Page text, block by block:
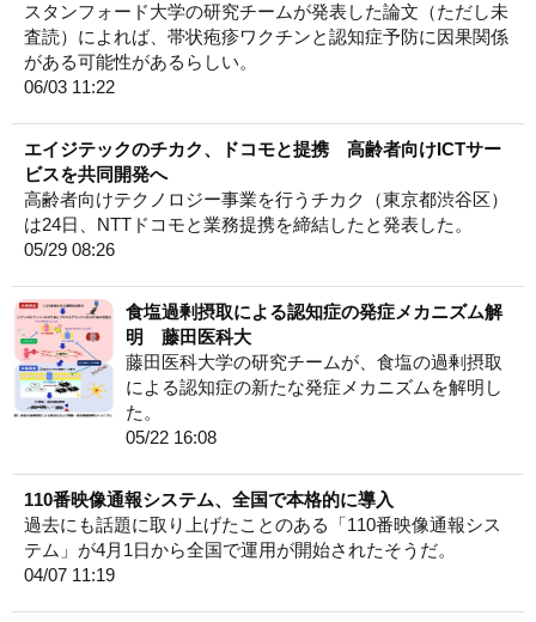
スタンフォード大学の研究チームが発表した論文（ただし未
査読）によれば、帯状疱疹ワクチンと認知症予防に因果関係
がある可能性があるらしい。
06/03 11:22
エイジテックのチカク、ドコモと提携 高齢者向けICTサー
ビスを共同開発へ
高齢者向けテクノロジー事業を行うチカク（東京都渋谷区）
は24日、NTTドコモと業務提携を締結したと発表した。
05/29 08:26
食塩過剰摂取による認知症の発症メカニズム解
明 藤田医科大
藤田医科大学の研究チームが、食塩の過剰摂取
による認知症の新たな発症メカニズムを解明し
た。
05/22 16:08
110番映像通報システム、全国で本格的に導入
過去にも話題に取り上げたことのある「110番映像通報シス
テム」が4月1日から全国で運用が開始されたそうだ。
04/07 11:19